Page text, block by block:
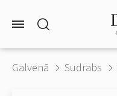
Galvenā Sudrabs